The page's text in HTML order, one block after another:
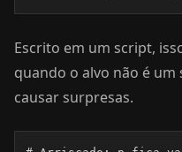
Escrito em um script,
quando o alvo não é
causar surpresas.